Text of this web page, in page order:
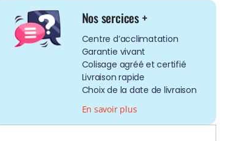
Nos sercices +
Centre d’acclimatation
Garantie vivant
Colisage agréé et certifié
Livraison rapide
Choix de la date de livraison
En savoir plus